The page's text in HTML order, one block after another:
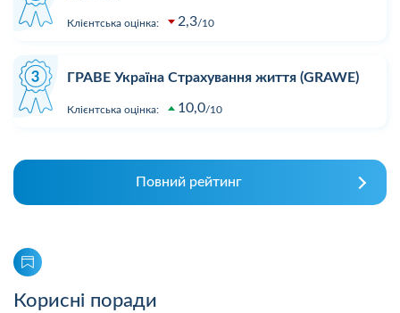
Клієнтська оцінка: 2,3 10
ГРАВЕ Україна Страхування життя (GRAWE)
Клієнтська оцінка: 10,0 10
Повний рейтинг
Корисні поради